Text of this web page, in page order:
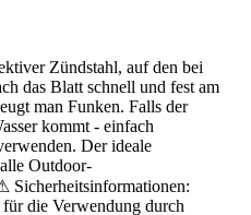
Zündstahl, auf den bei
das Blatt schnell und fest am
man Funken. Falls der
kommt - einfach
Der ideale
Outdoor-
die Verwendung durch